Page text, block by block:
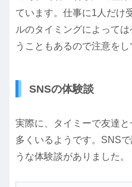
ています。仕事に1人だけ
ルのタイミングによって
うこともあるので注意をし
SNSの体験談
実際に、タイミーで友達
多くいるようです。SNS
うな体験談がありました。